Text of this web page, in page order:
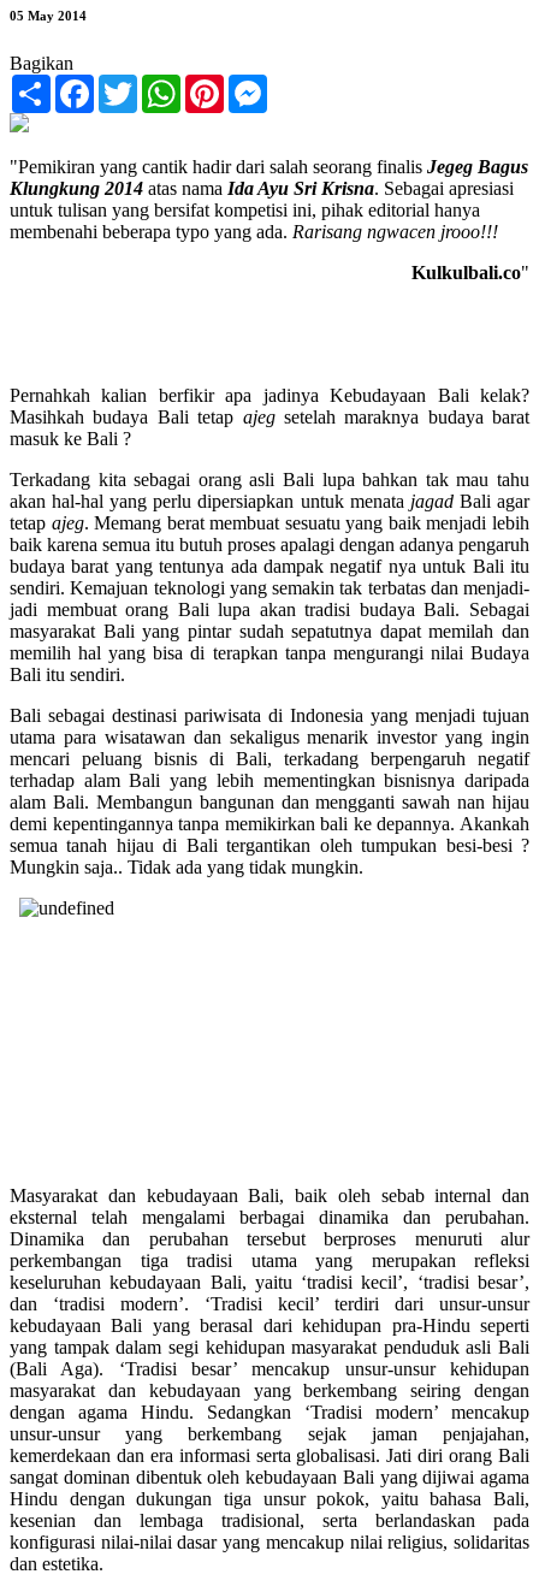
05 May 2014
Bagikan
Share FacebookTwitterWhatsApp
Pinterest
"Pemikiran yang cantik hadir dari salah seorang finalis Jegeg Bagus
Klungkung 2014 atas nama Ida Ayu Sri Krisna. Sebagai apresiasi
untuk tulisan yang bersifat kompetisi ini, pihak editorial hanya
membenahi beberapa typo yang ada. Rarisang ngwacen jrooo!!!
Kulkulbali.co"
Pernahkah kalian berfikir apa jadinya Kebudayaan Bali kelak?
Masihkah budaya Bali tetap ajegsetelah maraknya budaya barat
masuk ke Bali ?
Terkadang kita sebagai orang asli Bali lupa bahkan tak mau tahu
akan hal-hal yang perlu dipersiapkan untuk menata jagadBali agar
tetap ajeg. Memang berat membuat sesuatu yang baik menjadi lebih
baik karena semua itu butuh proses apalagi dengan adanya pengaruh
budaya barat yang tentunya ada dampak negatif nya untuk Bali itu
sendiri. Kemajuan teknologi yang semakin tak terbatas dan menjadi-
jadi membuat orang Bali lupa akan tradisi budaya Bali. Sebagai
masyarakat Bali yang pintar sudah sepatutnya dapat memilah dan
memilih hal yang bisa di terapkan tanpa mengurangi nilai Budaya
Bali itu sendiri.
Bali sebagai destinasi pariwisata di Indonesia yang menjadi tujuan
utama para wisatawan dan sekaligus menarik investor yang ingin
mencari peluang bisnis di Bali, terkadang berpengaruh negatif
terhadap alam Bali yang lebih mementingkan bisnisnya daripada
alam Bali. Membangun bangunan dan mengganti sawah nan hijau
demi kepentingannya tanpa memikirkan bali ke depannya. Akankah
semua tanah hijau di Bali tergantikan oleh tumpukan besi-besi ?
Mungkin saja.. Tidak ada yang tidak mungkin.
Masyarakat dan kebudayaan Bali, baik oleh sebab internal dan
eksternal telah mengalami berbagai dinamika dan perubahan.
Dinamika dan perubahan tersebut berproses menuruti alur
perkembangan tiga tradisi utama yang merupakan refleksi
keseluruhan kebudayaan Bali, yaitu ‘tradisi kecil’, ‘tradisi besar’,
dan ‘tradisi modern’. ‘Tradisi kecil’ terdiri dari unsur-unsur
kebudayaan Bali yang berasal dari kehidupan pra-Hindu seperti
yang tampak dalam segi kehidupan masyarakat penduduk asli Bali
(Bali Aga). ‘Tradisi besar’ mencakup unsur-unsur kehidupan
masyarakat dan kebudayaan yang berkembang seiring dengan
dengan agama Hindu. Sedangkan ‘Tradisi modern’ mencakup
unsur-unsur yang berkembang sejak jaman penjajahan,
kemerdekaan dan era informasi serta globalisasi. Jati diri orang Bali
sangat dominan dibentuk oleh kebudayaan Bali yang dijiwai agama
Hindu dengan dukungan tiga unsur pokok, yaitu bahasa Bali,
kesenian dan lembaga tradisional, serta berlandaskan pada
konfigurasi nilai-nilai dasar yang mencakup nilai religius, solidaritas
dan estetika.